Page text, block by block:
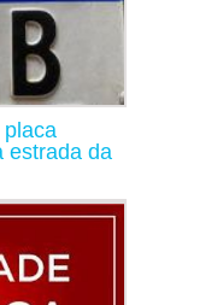
estrada da